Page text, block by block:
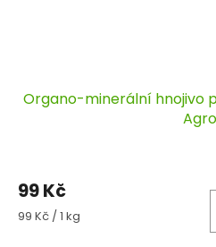
Organo-minerální hnojivo
Agro
99 Kč
Měrná
99 Kč / 1 kg